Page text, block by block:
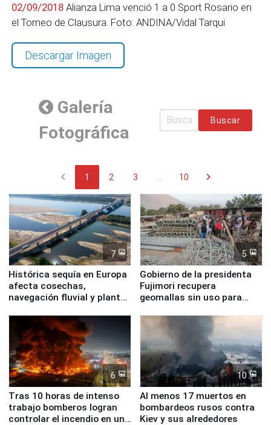
02/09/2018 Alianza Lima venció 1 a 0 Sport Rosario en
el Torneo de Clausura. Foto: ANDINA/Vidal Tarqui
Descargar Imagen
Galería
Fotográfica
Buscar
chevron_left 1 2 3 10 chevron_right
7
Histórica sequía en Europa
afecta cosechas,
navegación fluvial y plantas
5
Gobierno de la presidenta
Fujimori recupera
geomallas sin uso para
Fenómeno El Niño
6
Tras 10 horas de intenso
trabajo bomberos logran
controlar el incendio en una
10
Al menos 17 muertos en
bombardeos rusos contra
Kiev y sus alrededores